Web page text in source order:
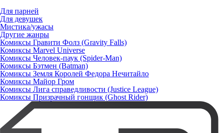
Для парней
Для девушек
Мистика/ужасы
Другие жанры
Комиксы Гравити Фолз (Gravity Falls)
Комиксы Marvel Universe
Комиксы Человек-паук (Spider-Man)
Комиксы Бэтмен (Batman)
Комиксы Земля Королей Федора Нечитайло
Комиксы Майор Гром
Комиксы Лига справедливости (Justice League)
Комиксы Призрачный гонщик (Ghost Rider)